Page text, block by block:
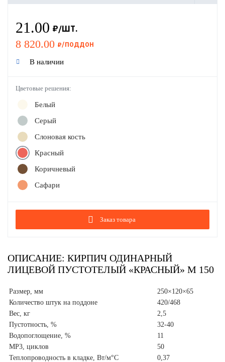
21.00
8 820.00
В наличии
Цветовые решения:
Белый
Серый
Слоновая кость
Красный
Коричневый
Сафари
Заказ товара
ОПИСАНИЕ: КИРПИЧ ОДИНАРНЫЙ
ЛИЦЕВОЙ ПУСТОТЕЛЫЙ «КРАСНЫЙ» М 150
Размер, мм
250×120×65
Количество штук на поддоне
420/468
Вес, кг
2,5
Пустотность, %
32-40
Водопоглощение, %
11
МР3, циклов
50
Теплопроводность в кладке, Вт/м°С
0,37